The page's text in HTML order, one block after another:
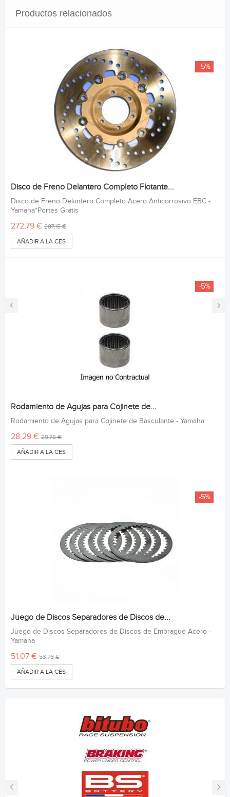
Productos relacionados
‹ ›
-5%
Disco de Freno Delantero Completo Flotante...
Disco de Freno Delantero Completo Acero Anticorrosivo EBC -
Yamaha*Portes Gratis
272,79 € 287,15 €
AÑADIR A LA CESTA
-5%
Rodamiento de Agujas para Cojinete de...
Rodamiento de Agujas para Cojinete de Basculante - Yamaha
28,29 € 29,78 €
AÑADIR A LA CESTA
-5%
Juego de Discos Separadores de Discos de...
Juego de Discos Separadores de Discos de Embrague Acero -
Yamaha
51,07 € 53,76 €
AÑADIR A LA CESTA